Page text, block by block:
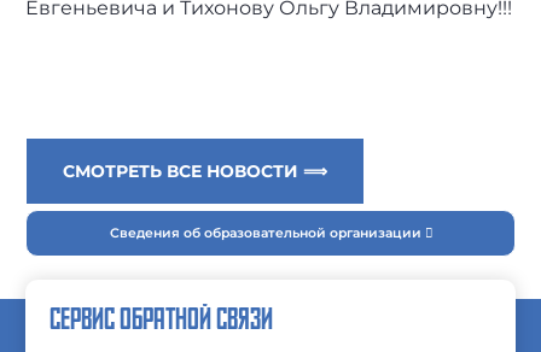
Евгеньевича и Тихонову Ольгу Владимировну!!!
СМОТРЕТЬ ВСЕ НОВОСТИ ⟹
Сведения об образовательной организации
СЕРВИС ОБРАТНОЙ СВЯЗИ